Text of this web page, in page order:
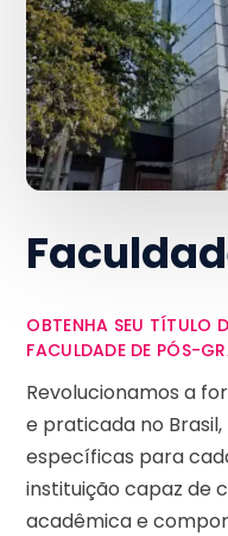
OBTENHA SEU TÍTULO
FACULDADE DE PÓS-
Revolucionamos a
e praticada no
específicas para
instituição capaz de
acadêmica e